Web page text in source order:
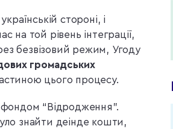
стороні, і
той рівень інтеграції,
безвізовий режим, Угоду
громадських
цього процесу.
“Відродження”.
знайти деінде кошти,